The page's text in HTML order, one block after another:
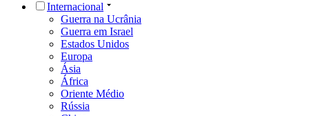
Internacional
Guerra na Ucrânia
Guerra em Israel
Estados Unidos
Europa
Ásia
África
Oriente Médio
Rússia